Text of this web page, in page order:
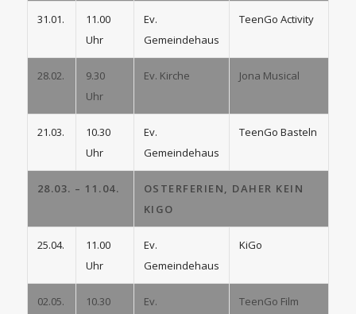
31.01.
11.00
Uhr
Ev.
Gemeindehaus
TeenGo Activity
28.02.
9.30
Uhr
Ev. Kirche Jona Musical
21.03.
10.30
Uhr
Ev.
Gemeindehaus
TeenGo Basteln
28.03. – 11.04.
OSTERFERIEN, DAHER KEIN
KIGO
25.04.
11.00
Uhr
Ev.
Gemeindehaus
KiGo
02.05.
10.30
Ev.
TeenGo Film